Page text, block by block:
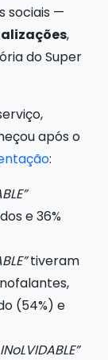
sociais —
,
do Super
após o
:
e 36%
tiveram
(54%) e